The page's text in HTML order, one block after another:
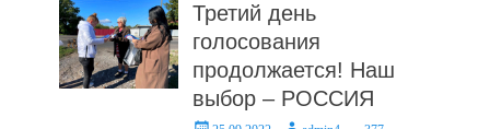
Третий день
голосования
продолжается! Наш
выбор – РОССИЯ